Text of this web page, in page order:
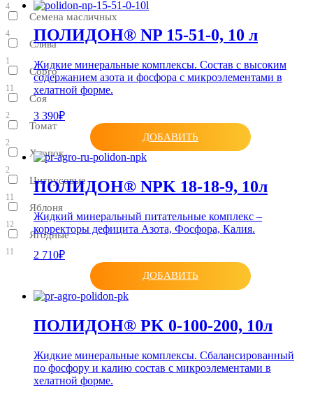
4
Семена масличных
4
Слива
1
Сорго
11
Соя
2
Томат
2
Хлопок
2
Цитрусовые
11
Яблоня
12
Ягодные
11
ПОЛИДОН® NP 15-51-0, 10 л
Жидкие минеральные комплексы. Состав с высоким
содержанием азота и фосфора с микроэлементами в
хелатной форме.
3 390₽
ДОБАВИТЬ
ПОЛИДОН® NPK 18-18-9, 10л
Жидкий минеральный питательные комплекс –
корректоры дефицита Азота, Фосфора, Калия.
2 710₽
ДОБАВИТЬ
ПОЛИДОН® PK 0-100-200, 10л
Жидкие минеральные комплексы. Сбалансированный
по фосфору и калию состав с микроэлементами в
хелатной форме.